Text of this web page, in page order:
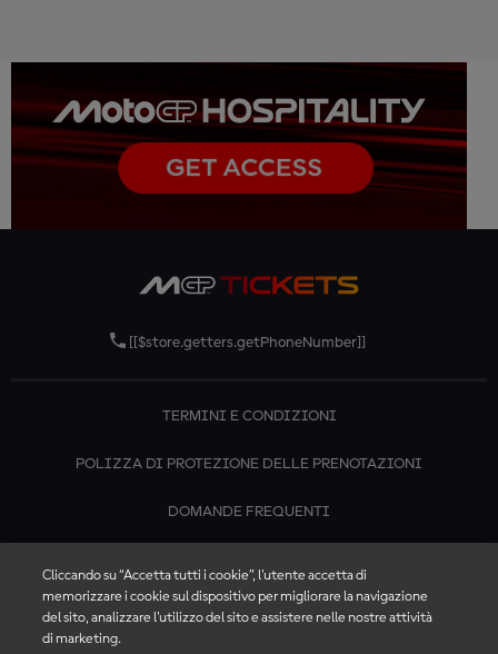
[[$store.getters.getPhoneNumber]]
TERMINI E CONDIZIONI
POLIZZA DI PROTEZIONE DELLE PRENOTAZIONI
DOMANDE FREQUENTI
Cliccando su “Accetta tutti i cookie”, l'utente accetta di
memorizzare i cookie sul dispositivo per migliorare la navigazione
del sito, analizzare l'utilizzo del sito e assistere nelle nostre attività
di marketing.